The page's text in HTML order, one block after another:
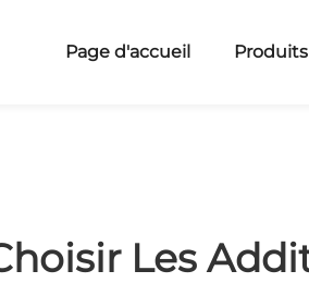
Page d'accueil Produits
Les